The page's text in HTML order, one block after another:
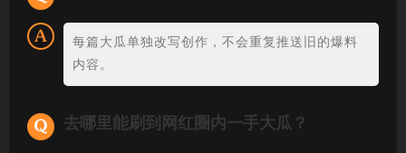
每篇大瓜单独改写创作，不会重复推送旧的爆料
内容。
去哪里能刷到网红圈内一手大瓜？